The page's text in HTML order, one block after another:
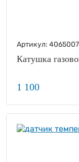
Артикул: 4065007
Катушка
1 100